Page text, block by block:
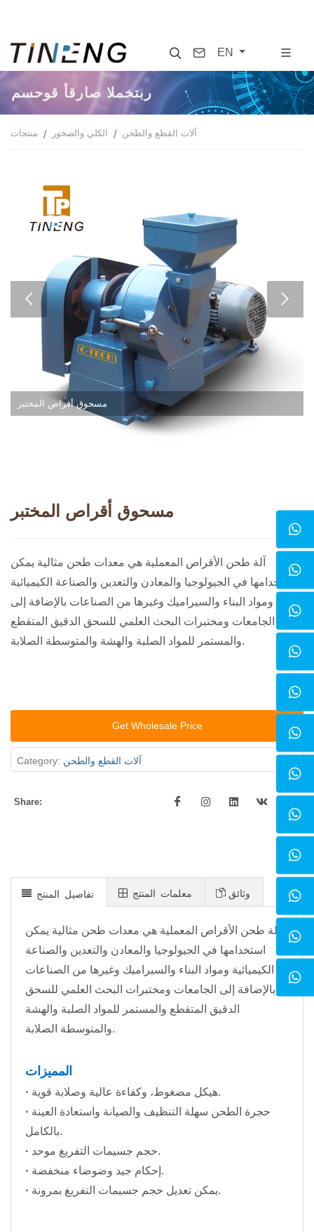
SearchContact
EN
مسحوق أقراص المختبر
منتجات الكلي والصخور آلات القطع والطحن
مسحوق أقراص المختبر
مسحوق أقراص المختبر
آلة طحن الأقراص المعملية هي معدات طحن مثالية يمكن
استخدامها في الجيولوجيا والمعادن والتعدين والصناعة الكيميائية
ومواد البناء والسيراميك وغيرها من الصناعات بالإضافة إلى
الجامعات ومختبرات البحث العلمي للسحق الدقيق المتقطع
والمستمر للمواد الصلبة والهشة والمتوسطة الصلابة.
Get Wholesale Price
Category: آلات القطع والطحن
Share:
تفاصيل المنتج معلمات المنتج وثائق
آلة طحن الأقراص المعملية هي معدات طحن مثالية يمكن
استخدامها في الجيولوجيا والمعادن والتعدين والصناعة
الكيميائية ومواد البناء والسيراميك وغيرها من الصناعات
بالإضافة إلى الجامعات ومختبرات البحث العلمي للسحق
الدقيق المتقطع والمستمر للمواد الصلبة والهشة
والمتوسطة الصلابة.
المميزات
·
هيكل مضغوط، وكفاءة عالية وصلابة قوية.
· حجرة الطحن سهلة التنظيف والصيانة واستعادة العينة
بالكامل.
·
حجم جسيمات التفريغ موحد.
·
إحكام جيد وضوضاء منخفضة.
·
يمكن تعديل حجم جسيمات التفريغ بمرونة.